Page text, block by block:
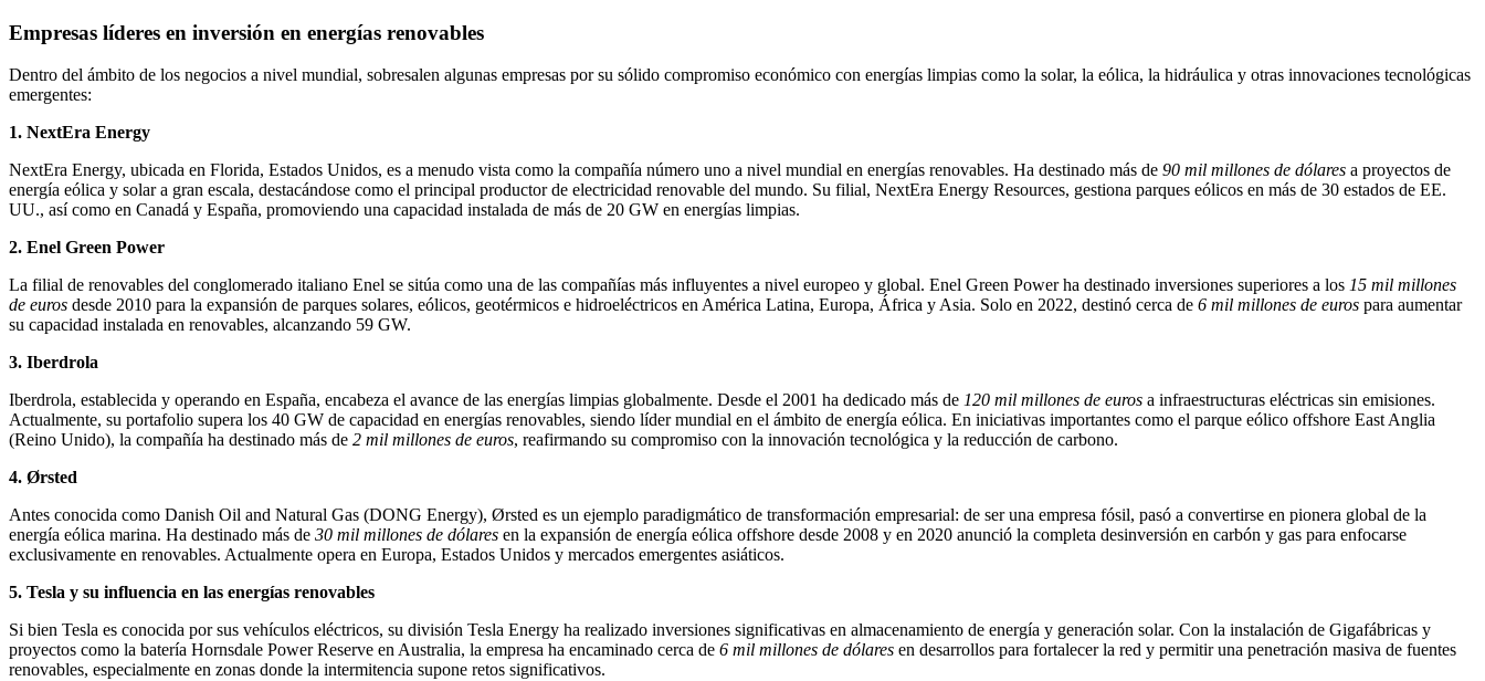
Empresas líderes en inversión en energías renovables
Dentro del ámbito de los negocios a nivel mundial, sobresalen algunas empresas por su sólido compromiso económico con energías limpias como la solar, la eólica, la hidráulica y otras innovaciones tecnológicas
emergentes:
1. NextEra Energy
NextEra Energy, ubicada en Florida, Estados Unidos, es a menudo vista como la compañía número uno a nivel mundial en energías renovables. Ha destinado más de 90 mil millones de dólares a proyectos de
energía eólica y solar a gran escala, destacándose como el principal productor de electricidad renovable del mundo. Su filial, NextEra Energy Resources, gestiona parques eólicos en más de 30 estados de EE.
UU., así como en Canadá y España, promoviendo una capacidad instalada de más de 20 GW en energías limpias.
2. Enel Green Power
La filial de renovables del conglomerado italiano Enel se sitúa como una de las compañías más influyentes a nivel europeo y global. Enel Green Power ha destinado inversiones superiores a los 15 mil millones
de euros desde 2010 para la expansión de parques solares, eólicos, geotérmicos e hidroeléctricos en América Latina, Europa, África y Asia. Solo en 2022, destinó cerca de 6 mil millones de euros para aumentar
su capacidad instalada en renovables, alcanzando 59 GW.
3. Iberdrola
Iberdrola, establecida y operando en España, encabeza el avance de las energías limpias globalmente. Desde el 2001 ha dedicado más de 120 mil millones de euros a infraestructuras eléctricas sin emisiones.
Actualmente, su portafolio supera los 40 GW de capacidad en energías renovables, siendo líder mundial en el ámbito de energía eólica. En iniciativas importantes como el parque eólico offshore East Anglia
(Reino Unido), la compañía ha destinado más de 2 mil millones de euros, reafirmando su compromiso con la innovación tecnológica y la reducción de carbono.
4. Ørsted
Antes conocida como Danish Oil and Natural Gas (DONG Energy), Ørsted es un ejemplo paradigmático de transformación empresarial: de ser una empresa fósil, pasó a convertirse en pionera global de la
energía eólica marina. Ha destinado más de 30 mil millones de dólares en la expansión de energía eólica offshore desde 2008 y en 2020 anunció la completa desinversión en carbón y gas para enfocarse
exclusivamente en renovables. Actualmente opera en Europa, Estados Unidos y mercados emergentes asiáticos.
5. Tesla y su influencia en las energías renovables
Si bien Tesla es conocida por sus vehículos eléctricos, su división Tesla Energy ha realizado inversiones significativas en almacenamiento de energía y generación solar. Con la instalación de Gigafábricas y
proyectos como la batería Hornsdale Power Reserve en Australia, la empresa ha encaminado cerca de 6 mil millones de dólares en desarrollos para fortalecer la red y permitir una penetración masiva de fuentes
renovables, especialmente en zonas donde la intermitencia supone retos significativos.